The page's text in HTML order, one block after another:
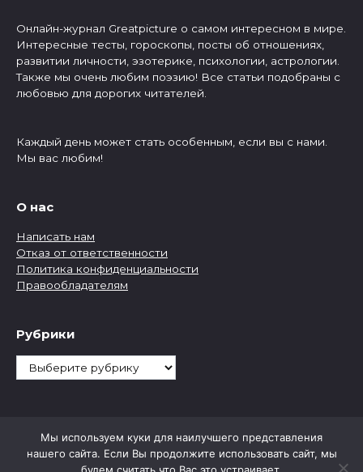
Онлайн-журнал Greatpicture о самом интересном в мире.
Интересные тесты, гороскопы, посты об отношениях,
развитии личности, эзотерике, психологии, астрологии.
Также мы очень любим поэзию! Все статьи подобраны с
любовью для дорогих читателей.
Каждый день может стать особенным, если вы с нами.
Мы вас любим!
О нас
Написать нам
Отказ от ответственности
Политика конфиденциальности
Правообладателям
Рубрики
Рубрики
Мы используем куки для наилучшего представления
нашего сайта. Если Вы продолжите использовать сайт, мы